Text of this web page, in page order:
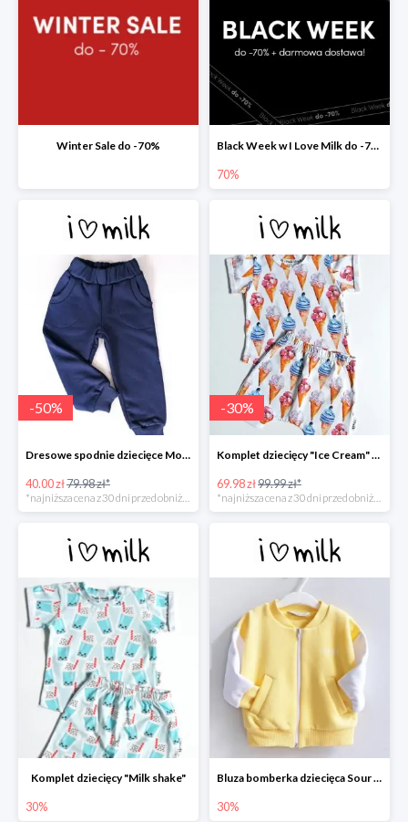
Winter Sale do -70% Black Week w I Love Milk do -70%
70%
-50%
Dresowe spodnie dziecięce Monaco Navy -50%
40.00 zł79.98 zł*
-30%
Komplet dziecięcy "Ice Cream" -30%
69.98 zł99.99 zł*
Komplet dziecięcy "Milk shake"
30%
Bluza bomberka dziecięca Sour Yellow
30%